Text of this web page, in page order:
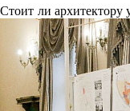
Стоит ли архитектору